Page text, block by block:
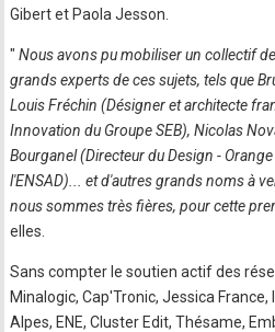
Gibert et Paola Jesson.
" Nous avons pu mobiliser un collectif
grands experts de ces sujets, tels que
Louis Fréchin (Désigner et architecte
Innovation du Groupe SEB), Nicolas
Bourganel (Directeur du Design -
l'ENSAD)... et d'autres grands noms à
nous sommes très fières, pour cette
elles.
Sans compter le soutien actif des
Minalogic, Cap'Tronic, Jessica France,
Alpes, ENE, Cluster Edit, Thésame,